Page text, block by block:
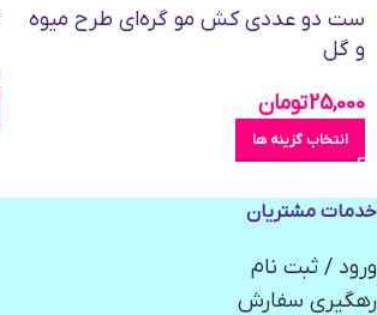
ست دو عددی کش مو گره‌‌ای طرح میوه
و گل
25,000تومان
انتخاب گزینه ها
خدمات مشتریان
ورود / ثبت نام
رهگیری سفارش